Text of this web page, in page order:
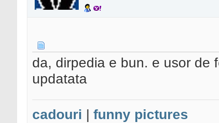
da, dirpedia e bun. e usor de
updatata
cadouri | funny pictures